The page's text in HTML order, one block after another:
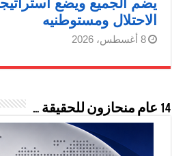
يضم الجميع ويضع
الاحتلال ومستوطنيه
8 أغسطس، 2026
14 عام منحازون للحقيقة …